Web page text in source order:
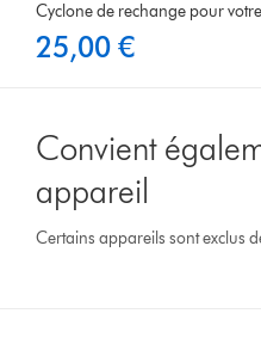
Cyclone de rechange pour
25,00 €
Convient
appareil
Certains appareils sont exclus